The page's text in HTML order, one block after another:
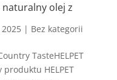
naturalny olej z
| Bez kategorii
TasteHELPET
produktu HELPET